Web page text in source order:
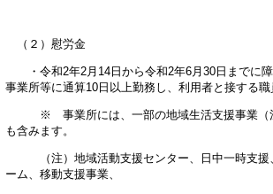
（２）慰労金
・令和2年2月14日から令和2年6月30日までに障
事業所等に通算10日以上勤務し、利用者と接する職
※ 事業所には、一部の地域生活支援事業（注
も含みます。
（注）地域活動支援センター、日中一時支援
ーム、移動支援事業、